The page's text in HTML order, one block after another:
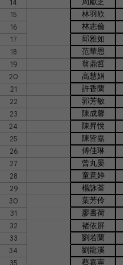
14
15
林羽欣
16
林志倫
17
邱雅如
18
范華恩
19
翁鼎哲
20
高慧娟
21
許香蘭
22
郭芳敏
23
陳成馨
24
陳昇悅
25
陳皆嘉
26
傅佳琳
27
曾丸晏
28
童意婷
29
楊詠荃
30
葉芳伶
31
廖書荷
32
褚依屏
33
劉若蘭
34
劉龍溪
35
蔡嘉憲